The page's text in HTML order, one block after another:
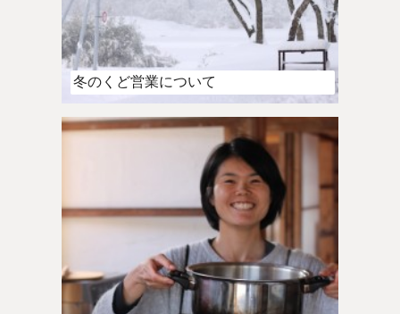
冬のくど営業について